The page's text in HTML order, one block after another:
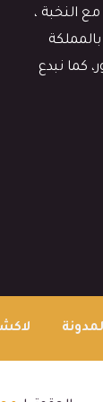
النخبة ،
كما نبدع